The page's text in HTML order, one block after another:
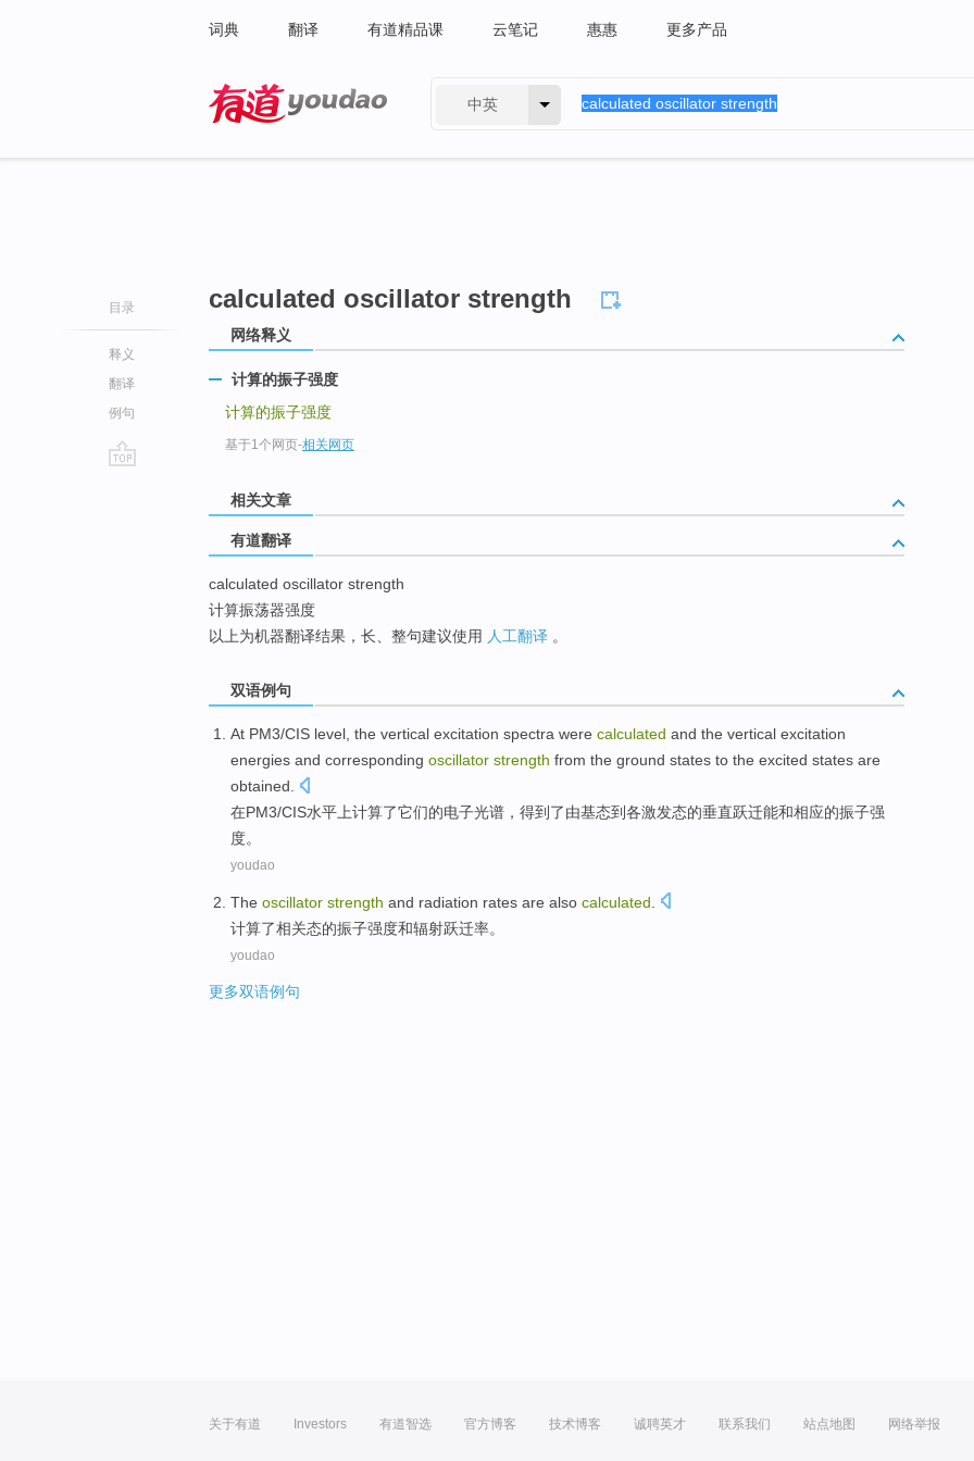
词典 翻译 有道精品课 云笔记 惠惠 更多产品
中英
目录
释义
翻译
例句
calculated oscillator strength
网络释义
计算的振子强度
计算的振子强度
基于1个网页-相关网页
相关文章
有道翻译
calculated oscillator strength
计算振荡器强度
以上为机器翻译结果，长、整句建议使用 人工翻译 。
双语例句
At PM3/CIS level , the vertical excitation spectra were calculated and the vertical excitation
energies and corresponding oscillator strength from the ground states to the excited states are
obtained
在PM3/CIS水平 上计算了它们的电子光谱 ， 得到了由基态到各激发态的垂直跃迁能和相应的振子强
度。
youdao
The oscillator strength and radiation rates are also calculated
计算了相关态的振子强度和辐射跃迁率。
youdao
更多双语例句
关于有道 Investors 有道智选 官方博客 技术博客 诚聘英才 联系我们 站点地图 网络举报